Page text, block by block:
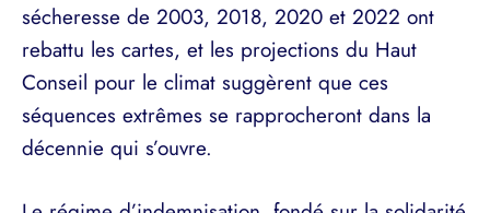
sécheresse de 2003, 2018, 2020 et 2022 ont
rebattu les cartes, et les projections du Haut
Conseil pour le climat suggèrent que ces
séquences extrêmes se rapprocheront dans la
décennie qui s’ouvre.